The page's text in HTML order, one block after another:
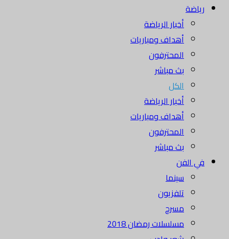
رياضة
أخبار الرياضة
أهداف ومباريات
المحترفون
بث مباشر
الكل
أخبار الرياضة
أهداف ومباريات
المحترفون
بث مباشر
في الفن
سينما
تلفزيون
مسرح
مسلسلات رمضان 2018